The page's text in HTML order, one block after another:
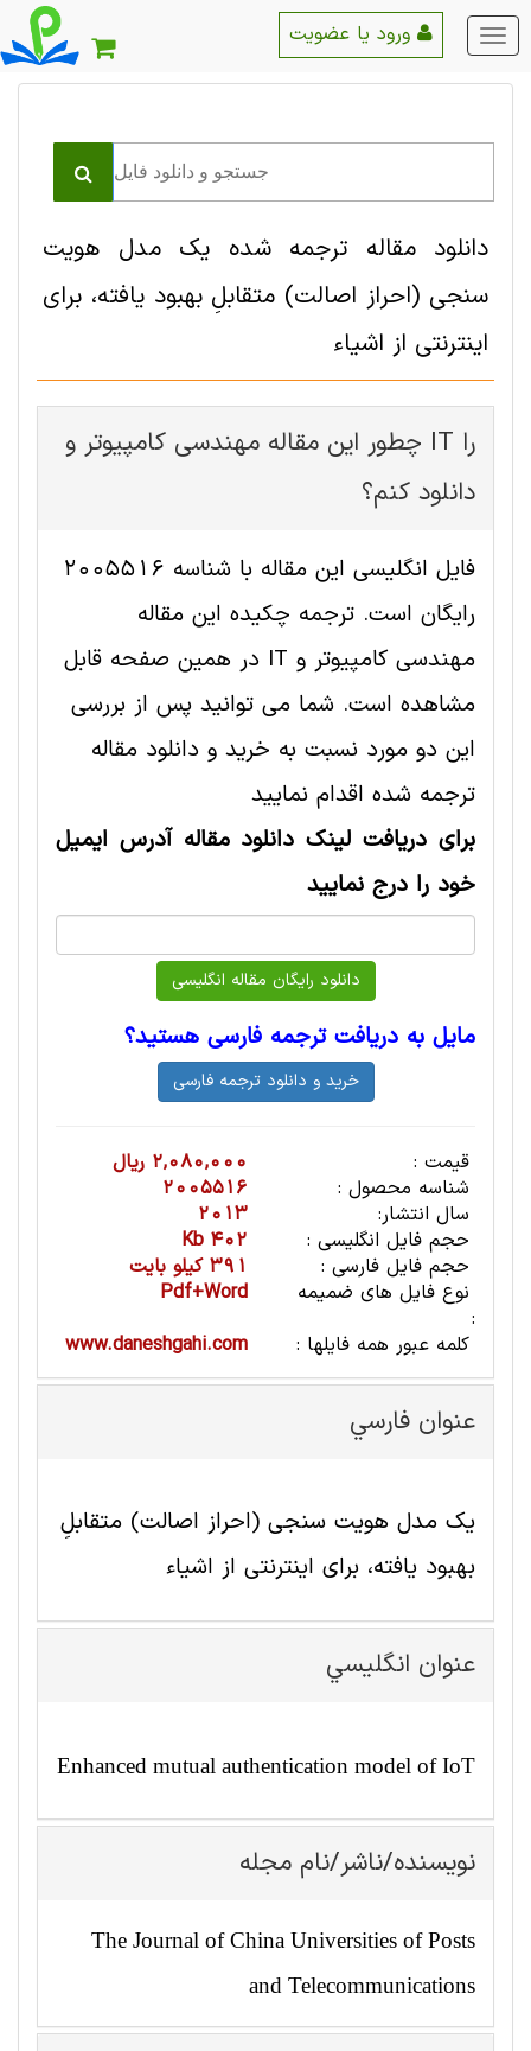
منو
اصلی
دانلود مقاله ترجمه شده یک مدل هویت
سنجی (احراز اصالت) متقابلِ بهبود یافته، برای
اینترنتی از اشیاء
چطور این مقاله مهندسی کامپیوتر و IT را
دانلود کنم؟
فایل انگلیسی این مقاله با شناسه 2005516
رایگان است. ترجمه چکیده این مقاله
مهندسی کامپیوتر و IT در همین صفحه قابل
مشاهده است. شما می توانید پس از بررسی
این دو مورد نسبت به خرید و دانلود مقاله
ترجمه شده اقدام نمایید
برای دریافت لینک دانلود مقاله آدرس ایمیل
خود را درج نمایید
مایل به دریافت ترجمه فارسی هستید؟
قیمت :
2,080,000 ریال
شناسه محصول :
2005516
سال انتشار:
2013
حجم فایل انگلیسی :
402 Kb
حجم فایل فارسی :
391 کیلو بایت
نوع فایل های ضمیمه
:
Pdf+Word
کلمه عبور همه فایلها :
www.daneshgahi.com
عنوان فارسي
یک مدل هویت سنجی (احراز اصالت) متقابلِ
بهبود یافته، برای اینترنتی از اشیاء
عنوان انگليسي
Enhanced mutual authentication model of IoT
نویسنده/ناشر/نام مجله
The Journal of China Universities of Posts
and Telecommunications